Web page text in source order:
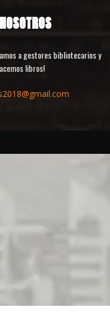
a gestores bibliotecarios y
libros!